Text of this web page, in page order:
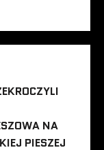
NA
PIESZEJ